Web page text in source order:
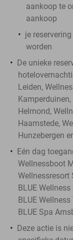
aankoop te
aankoop
je
worden
De unieke
Leiden,
Helmond,
Haamstede,
Hunzebergen
Eén dag
Wellnessboot
Wellnessresort
BLUE
BLUE
BLUE Spa
Deze actie is